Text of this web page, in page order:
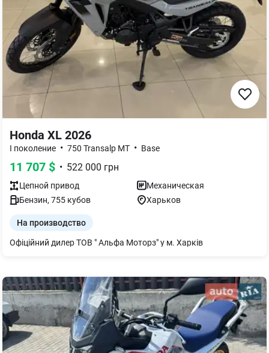
Honda XL 2026
І поколение • 750 Transalp MT • Base
11 707 $ • 522 000 грн
Цепной привод
Механическая
Бензин, 755 кубов Харьков
На производство
Офіційний дилер ТОВ " Альфа Моторз" у м. Харків